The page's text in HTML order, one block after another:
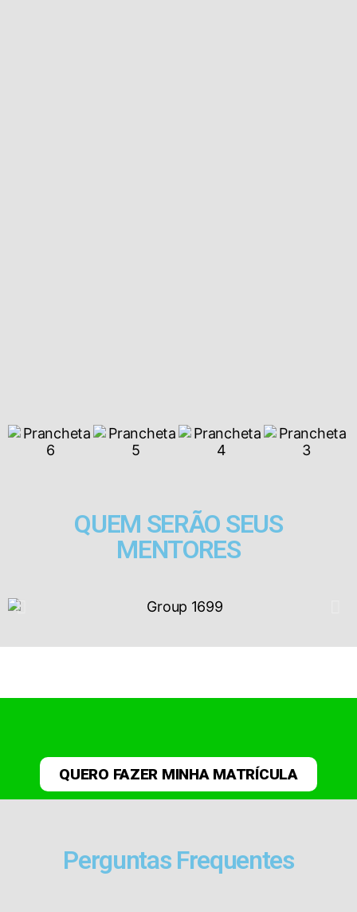
QUEM SERÃO SEUS
MENTORES
QUERO FAZER MINHA MATRÍCULA
Perguntas Frequentes​